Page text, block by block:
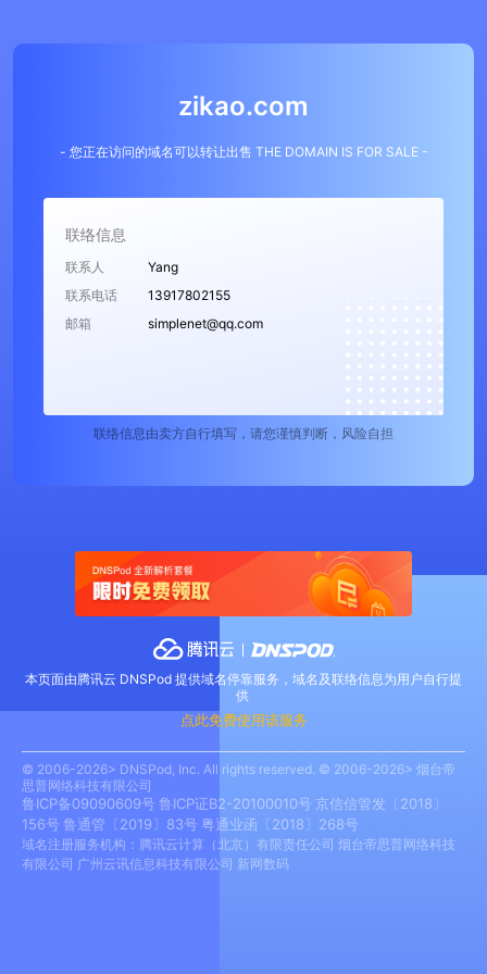
zikao.com
- 您正在访问的域名可以转让出售 THE DOMAIN IS FOR SALE -
联络信息
联系人
Yang
联系电话
13917802155
邮箱
simplenet@qq.com
联络信息由卖方自行填写，请您谨慎判断，风险自担
本页面由腾讯云 DNSPod 提供域名停靠服务，域名及联络信息为用户自行提
供
点此免费使用该服务
© 2006-2026> DNSPod, Inc. All rights reserved. © 2006-2026> 烟台帝
思普网络科技有限公司
鲁ICP备09090609号 鲁ICP证B2-20100010号 京信信管发〔2018〕
156号 鲁通管〔2019〕83号 粤通业函〔2018〕268号
域名注册服务机构：腾讯云计算（北京）有限责任公司 烟台帝思普网络科技
有限公司 广州云讯信息科技有限公司 新网数码